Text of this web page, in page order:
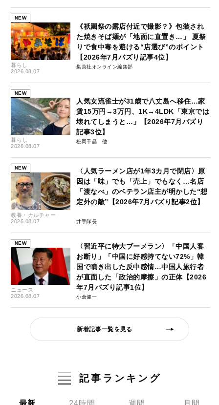
NEW
暮らし
2026.08.07
《祇園祭の露店付近で撮影？》包装され
た焼きそば麺が「地面に直置き…」 夏祭
りで食中毒を避ける“店選び”のポイント
【2026年7月バズり記事4位】
集英社オンライン編集部
NEW
暮らし
2026.08.07
人気女流雀士が31歳で八丈島へ移住…家
賃15万円→3万円、1K→4LDK「東京では
壊れてしまうと…」【2026年7月バズり
記事3位】
松岡千晶
NEW
教養・カルチャー
2026.08.07
〈人気ラーメン店が1年3カ月で閉店〉原
因は「味」でも「売上」でもなく…名店
「渡なべ」のベテラン店主が明かした“想
定外の敵”【2026年7月バズり記事2位】
井手隊長
NEW
ニュース
2026.08.07
〈習近平に特大ブーメラン〉「中国人客
お断り」「中国に好感持てない72%」韓
国で噴き出した反中感情…中国人旅行者
が直面した「政治的摩擦」の正体【2026
年7月バズり記事1位】
小倉健一
新着記事一覧を見る
記事ランキング